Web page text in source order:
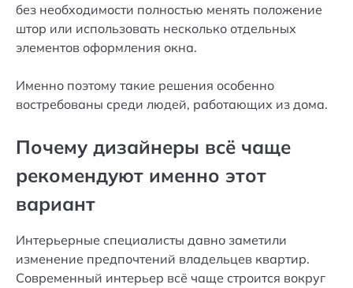
без необходимости полностью менять положение
штор или использовать несколько отдельных
элементов оформления окна.
Именно поэтому такие решения особенно
востребованы среди людей, работающих из дома.
Почему дизайнеры всё чаще
рекомендуют именно этот
вариант
Интерьерные специалисты давно заметили
изменение предпочтений владельцев квартир.
Современный интерьер всё чаще строится вокруг